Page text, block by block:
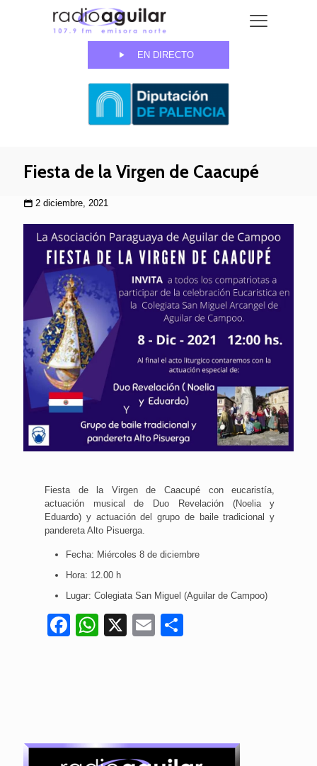
EN DIRECTO
Fiesta de la Virgen de Caacupé
2 diciembre, 2021
Fiesta de la Virgen de Caacupé con eucaristía,
actuación musical de Duo Revelación (Noelia y
Eduardo) y actuación del grupo de baile tradicional y
pandereta Alto Pisuerga.
Fecha: Miércoles 8 de diciembre
Hora: 12.00 h
Lugar: Colegiata San Miguel (Aguilar de Campoo)
Facebook
WhatsApp
X Email